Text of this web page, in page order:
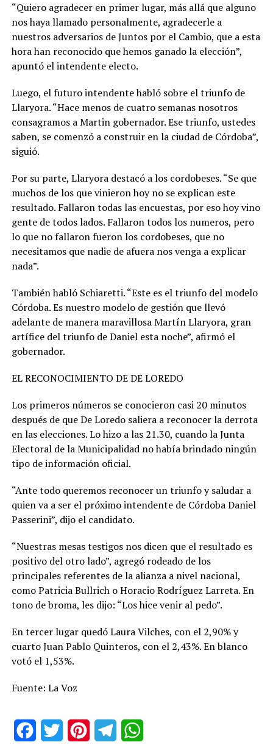
“Quiero agradecer en primer lugar, más allá que alguno
nos haya llamado personalmente, agradecerle a
nuestros adversarios de Juntos por el Cambio, que a esta
hora han reconocido que hemos ganado la elección”,
apuntó el intendente electo.
Luego, el futuro intendente habló sobre el triunfo de
Llaryora. “Hace menos de cuatro semanas nosotros
consagramos a Martin gobernador. Ese triunfo, ustedes
saben, se comenzó a construir en la ciudad de Córdoba”,
siguió.
Por su parte, Llaryora destacó a los cordobeses. “Se que
muchos de los que vinieron hoy no se explican este
resultado. Fallaron todas las encuestas, por eso hoy vino
gente de todos lados. Fallaron todos los numeros, pero
lo que no fallaron fueron los cordobeses, que no
necesitamos que nadie de afuera nos venga a explicar
nada”.
También habló Schiaretti. “Este es el triunfo del modelo
Córdoba. Es nuestro modelo de gestión que llevó
adelante de manera maravillosa Martín Llaryora, gran
artífice del triunfo de Daniel esta noche”, afirmó el
gobernador.
EL RECONOCIMIENTO DE DE LOREDO
Los primeros números se conocieron casi 20 minutos
después de que De Loredo saliera a reconocer la derrota
en las elecciones. Lo hizo a las 21.30, cuando la Junta
Electoral de la Municipalidad no había brindado ningún
tipo de información oficial.
“Ante todo queremos reconocer un triunfo y saludar a
quien va a ser el próximo intendente de Córdoba Daniel
Passerini”, dijo el candidato.
“Nuestras mesas testigos nos dicen que el resultado es
positivo del otro lado”, agregó rodeado de los
principales referentes de la alianza a nivel nacional,
como Patricia Bullrich o Horacio Rodríguez Larreta. En
tono de broma, les dijo: “Los hice venir al pedo”.
En tercer lugar quedó Laura Vilches, con el 2,90% y
cuarto Juan Pablo Quinteros, con el 2,43%. En blanco
votó el 1,53%.
Fuente: La Voz
FacebookTwitter PinterestTelegram